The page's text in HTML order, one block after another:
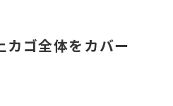
カゴ全体をカバー